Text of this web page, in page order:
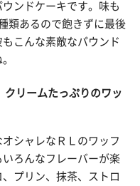
ンドケーキです。味も
類あるので飽きずに最後
こんな素敵なパウンド
クリームたっぷりのワッ
シャレなＲＬのワッフ
ろんなフレーバーが楽
プリン、抹茶、ストロ